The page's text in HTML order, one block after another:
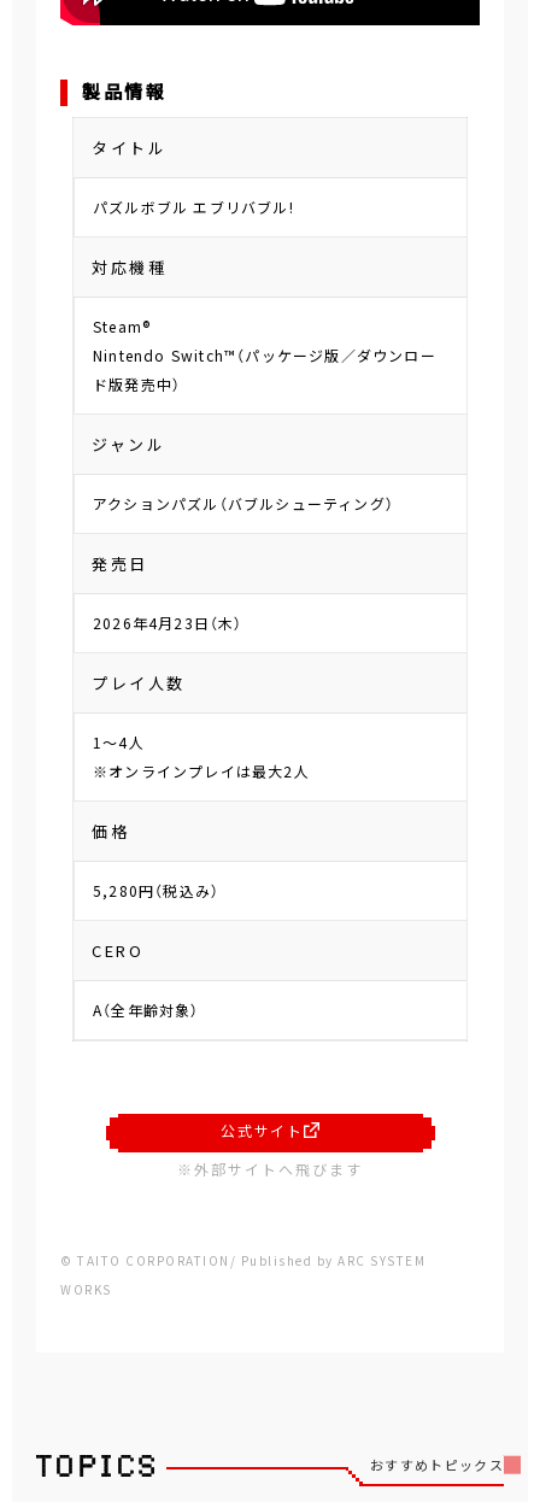
製品情報
タイトル
パズルボブル エブリバブル!
対応機種
Steam®
Nintendo Switch™（パッケージ版／ダウンロー
ド版発売中）
ジャンル
アクションパズル（バブルシューティング）
発売日
2026年4月23日（木）
プレイ人数
1～4人
※オンラインプレイは最大2人
価格
5,280円（税込み）
CERO
A（全年齢対象）
公式サイト
※外部サイトへ飛びます
© TAITO CORPORATION/ Published by ARC SYSTEM
WORKS
おすすめトピックス